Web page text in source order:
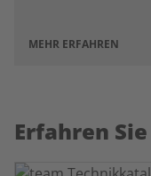
MEHR ERFAHREN
Erfahren